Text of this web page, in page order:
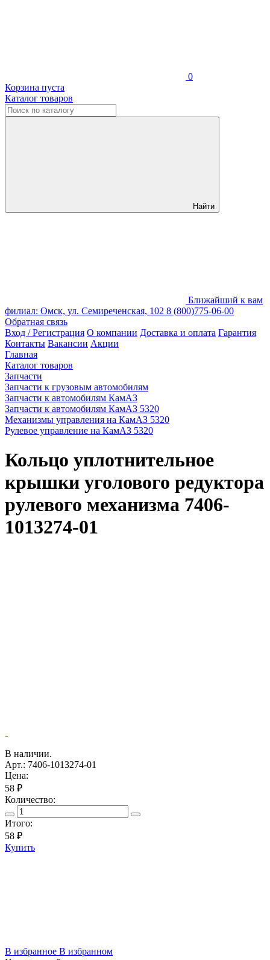
0
Корзина пуста
Каталог товаров
Найти
Ближайший к вам
филиал: Омск, ул. Семиреченская, 102 8 (800)775-06-00
Обратная связь
Вход / Регистрация О компании Доставка и оплата Гарантия
Контакты Вакансии Акции
Главная
Каталог товаров
Запчасти
Запчасти к грузовым автомобилям
Запчасти к автомобилям КамАЗ
Запчасти к автомобилям КамАЗ 5320
Механизмы управления на КамАЗ 5320
Рулевое управление на КамАЗ 5320
Кольцо уплотнительное
крышки уголового редуктора
рулевого механизма 7406-
1013274-01
В наличии.
Арт.: 7406-1013274-01
Цена:
58 ₽
Количество:
Итого:
58 ₽
Купить
В избранное В избранном